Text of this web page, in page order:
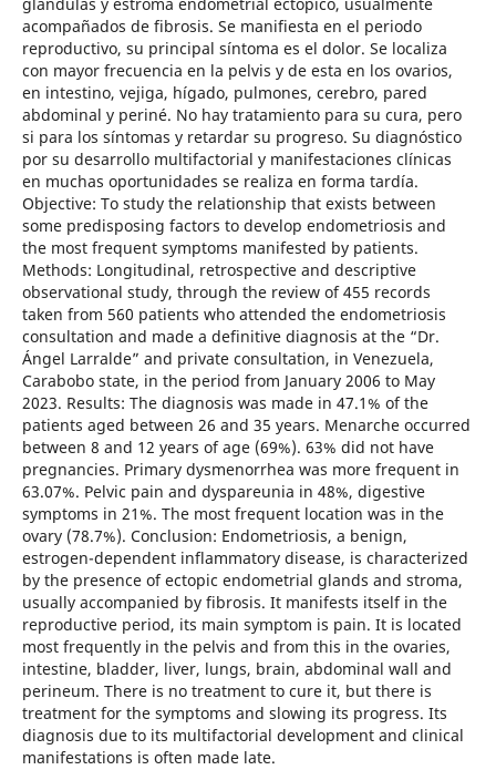
acompañados de fibrosis. Se manifiesta en el periodo
reproductivo, su principal síntoma es el dolor. Se localiza
con mayor frecuencia en la pelvis y de esta en los ovarios,
en intestino, vejiga, hígado, pulmones, cerebro, pared
abdominal y periné. No hay tratamiento para su cura, pero
si para los síntomas y retardar su progreso. Su diagnóstico
por su desarrollo multifactorial y manifestaciones clínicas
en muchas oportunidades se realiza en forma tardía.
Objective: To study the relationship that exists between
some predisposing factors to develop endometriosis and
the most frequent symptoms manifested by patients.
Methods: Longitudinal, retrospective and descriptive
observational study, through the review of 455 records
taken from 560 patients who attended the endometriosis
consultation and made a definitive diagnosis at the “Dr.
Ángel Larralde” and private consultation, in Venezuela,
Carabobo state, in the period from January 2006 to May
2023. Results: The diagnosis was made in 47.1% of the
patients aged between 26 and 35 years. Menarche occurred
between 8 and 12 years of age (69%). 63% did not have
pregnancies. Primary dysmenorrhea was more frequent in
63.07%. Pelvic pain and dyspareunia in 48%, digestive
symptoms in 21%. The most frequent location was in the
ovary (78.7%). Conclusion: Endometriosis, a benign,
estrogen-dependent inflammatory disease, is characterized
by the presence of ectopic endometrial glands and stroma,
usually accompanied by fibrosis. It manifests itself in the
reproductive period, its main symptom is pain. It is located
most frequently in the pelvis and from this in the ovaries,
intestine, bladder, liver, lungs, brain, abdominal wall and
perineum. There is no treatment to cure it, but there is
treatment for the symptoms and slowing its progress. Its
diagnosis due to its multifactorial development and clinical
manifestations is often made late.